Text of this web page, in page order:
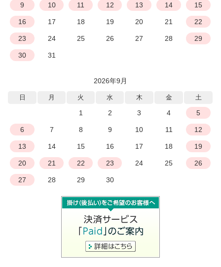
9 10 11 12 13 14 15
16 17 18 19 20 21 22
23 24 25 26 27 28 29
30 31
2026年9月
日 月 火 水 木 金 土
1 2 3 4 5
6 7 8 9 10 11 12
13 14 15 16 17 18 19
20 21 22 23 24 25 26
27 28 29 30